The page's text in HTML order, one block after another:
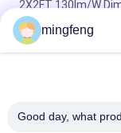
2X2FT 130lm/W
Retrofit Light LED
Flat Panel Drop
mingfeng
Good day, what